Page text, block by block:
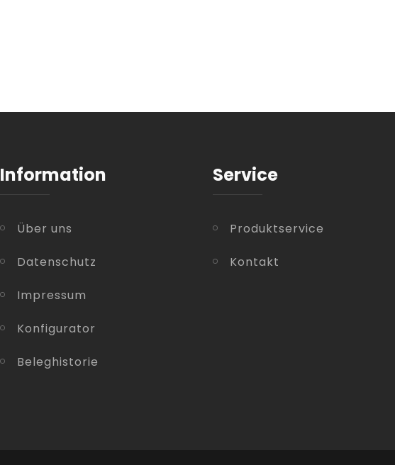
Information
Über uns
Datenschutz
Impressum
Konfigurator
Beleghistorie
Service
Produktservice
Kontakt